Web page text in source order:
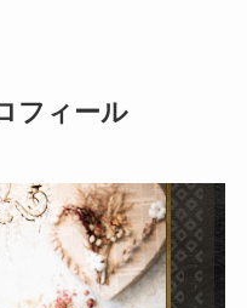
フィール